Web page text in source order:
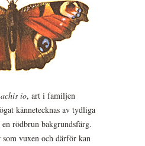
io, art i familjen
kännetecknas av tydliga
rödbrun bakgrundsfärg.
vuxen och därför kan